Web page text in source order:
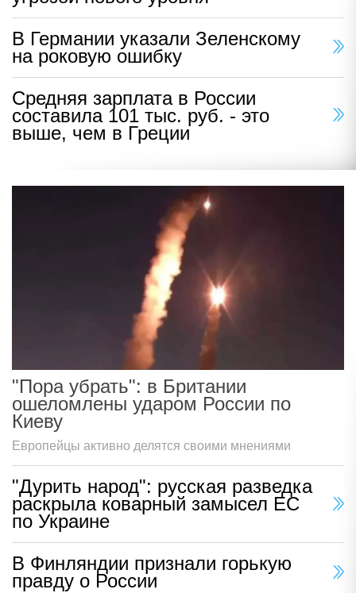
В Германии указали Зеленскому
на роковую ошибку
Средняя зарплата в России
составила 101 тыс. руб. - это
выше, чем в Греции
"Пора убрать": в Британии
ошеломлены ударом России по
Киеву
Европейцы активно делятся своими мнениями
"Дурить народ": русская разведка
раскрыла коварный замысел ЕС
по Украине
В Финляндии признали горькую
правду о России